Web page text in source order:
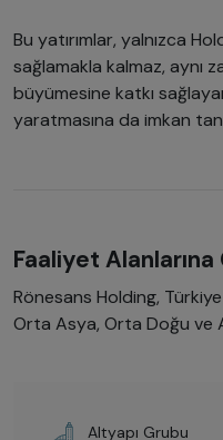
Bu yatırımlar, yalnızca
sağlamakla kalmaz, aynı
büyümesine katkı
yaratmasına da imkan
Faaliyet
Rönesans Holding,
Orta Asya, Orta Doğu ve
Altyapı Grubu